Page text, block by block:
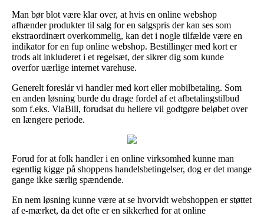
Man bør blot være klar over, at hvis en online webshop
afhænder produkter til salg for en salgspris der kan ses som
ekstraordinært overkommelig, kan det i nogle tilfælde være en
indikator for en fup online webshop. Bestillinger med kort er
trods alt inkluderet i et regelsæt, der sikrer dig som kunde
overfor uærlige internet varehuse.
Generelt foreslår vi handler med kort eller mobilbetaling. Som
en anden løsning burde du drage fordel af et afbetalingstilbud
som f.eks. ViaBill, forudsat du hellere vil godtgøre beløbet over
en længere periode.
Forud for at folk handler i en online virksomhed kunne man
egentlig kigge på shoppens handelsbetingelser, dog er det mange
gange ikke særlig spændende.
En nem løsning kunne være at se hvorvidt webshoppen er støttet
af e-mærket, da det ofte er en sikkerhed for at online